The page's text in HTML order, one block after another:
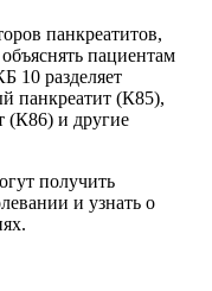
панкреатитов,
пациентам
10 разделяет
панкреатит (К85),
(К86) и другие
получить
и узнать о